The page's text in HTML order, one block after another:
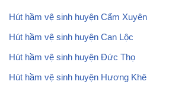
Hút hầm vệ sinh huyện Cẩm Xuyên
Hút hầm vệ sinh huyện Can Lộc
Hút hầm vệ sinh huyện Đức Thọ
Hút hầm vệ sinh huyện Hương Khê